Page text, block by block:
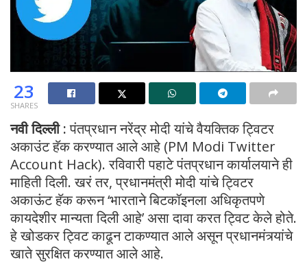
23
SHARES
नवी दिल्ली :पंतप्रधान नरेंद्र मोदी यांचे वैयक्तिक ट्विटर
अकाउंट हॅक करण्यात आले आहे (PM Modi Twitter
Account Hack). रविवारी पहाटे पंतप्रधान कार्यालयाने ही
माहिती दिली. खरं तर, प्रधानमंत्री मोदी यांचे ट्विटर
अकाऊंट हॅक करून ‘भारताने बिटकॉइनला अधिकृतपणे
कायदेशीर मान्यता दिली आहे’ असा दावा करत ट्विट केले होते.
हे खोडकर ट्विट काढून टाकण्यात आले असून प्रधानमंत्र्यांचे
खाते सुरक्षित करण्यात आले आहे.